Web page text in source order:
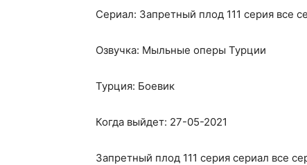
Сериал: Запретный плод 111 серия все
Озвучка: Мыльные оперы Турции
Турция: Боевик
Когда выйдет: 27-05-2021
Запретный плод 111 серия сериал все